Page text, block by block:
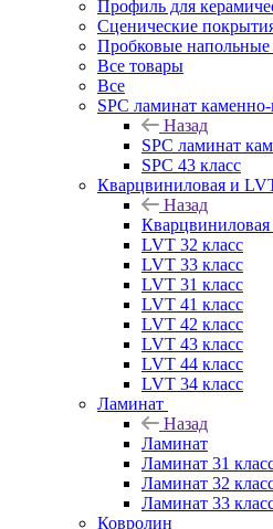
Профиль для
Сценические
Пробковые
Все товары
Все
SPC ламинат
Назад
SPC ламинат
SPC 43 класс
Кварцвиниловая и
Назад
LVT 32 класс
LVT 33 класс
LVT 31 класс
LVT 41 класс
LVT 42 класс
LVT 43 класс
LVT 44 класс
LVT 34 класс
Ламинат
Назад
Ламинат
Ламинат 31
Ламинат 32
Ламинат 33
Ковролин